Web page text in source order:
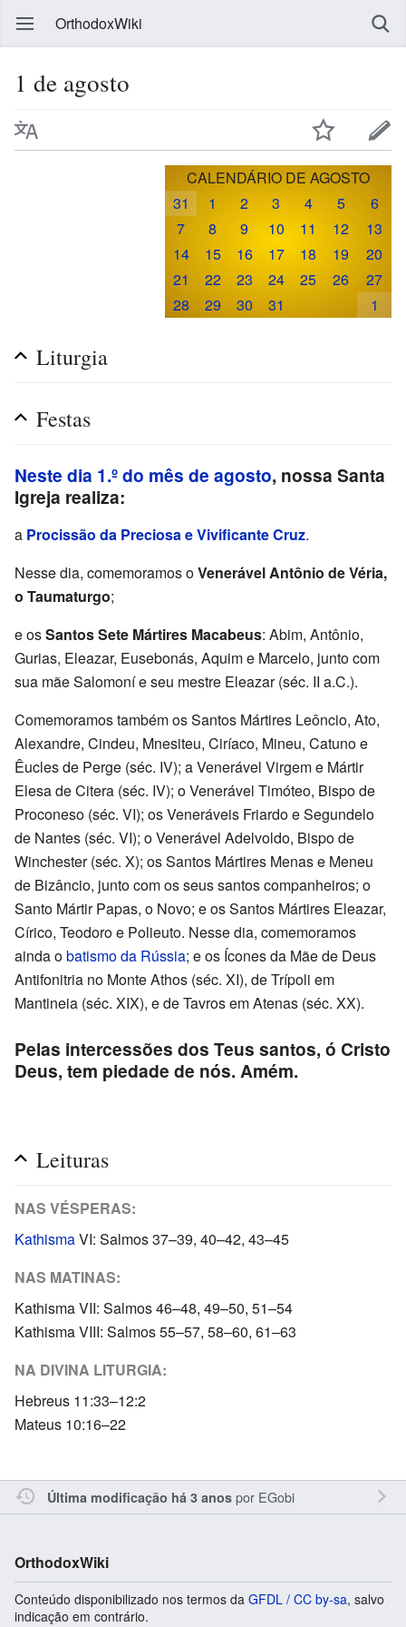
OrthodoxWiki
1 de agosto
CALENDÁRIO DE AGOSTO
31
1 2 3 4 5
6
7
8 9 10 11 12
13
14
15 16 17 18 19
20
21
22 23 24 25 26
27
28
29 30 31 1
Liturgia
Festas
Neste dia 1.º do mês de agosto, nossa Santa
Igreja realiza:
a Procissão da Preciosa e Vivificante Cruz.
Nesse dia, comemoramos oVenerável Antônio de Véria,
o Taumaturgo;
e osSantos Sete Mártires Macabeus: Abim, Antônio,
Gurias, Eleazar, Eusebonás, Aquim e Marcelo, junto com
sua mãe Salomoní e seu mestre Eleazar (séc. II a.C.).
Comemoramos também os Santos Mártires Leôncio, Ato,
Alexandre, Cindeu, Mnesiteu, Ciríaco, Mineu, Catuno e
Êucles de Perge (séc. IV); a Venerável Virgem e Mártir
Elesa de Citera (séc. IV); o Venerável Timóteo, Bispo de
Proconeso (séc. VI); os Veneráveis Friardo e Segundelo
de Nantes (séc. VI); o Venerável Adelvoldo, Bispo de
Winchester (séc. X); os Santos Mártires Menas e Meneu
de Bizâncio, junto com os seus santos companheiros; o
Santo Mártir Papas, o Novo; e os Santos Mártires Eleazar,
Círico, Teodoro e Polieuto. Nesse dia, comemoramos
ainda obatismo da Rússia; e os Ícones da Mãe de Deus
Antifonitria no Monte Athos (séc. XI), de Trípoli em
Mantineia (séc. XIX), e de Tavros em Atenas (séc. XX).
Pelas intercessões dos Teus santos, ó Cristo
Deus, tem piedade de nós. Amém.
Leituras
NAS VÉSPERAS:
KathismaVI: Salmos 37–39, 40–42, 43–45
NAS MATINAS:
Kathisma VII: Salmos 46–48, 49–50, 51–54
Kathisma VIII: Salmos 55–57, 58–60, 61–63
NA DIVINA LITURGIA:
Hebreus 11:33–12:2
Mateus 10:16–22
Última modificação há 3 anospor EGobi
OrthodoxWiki
Conteúdo disponibilizado nos termos da GFDL / CC by-sa, salvo
indicação em contrário.